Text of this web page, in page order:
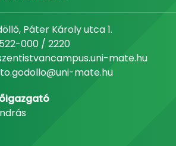
Páter Károly utca 1.
000 / 2220
mate.hu
mate.hu